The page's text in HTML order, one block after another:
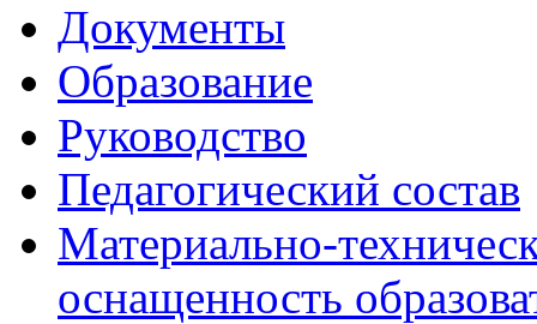
Документы
Образование
Руководство
Педагогический состав
Материально-
оснащенность